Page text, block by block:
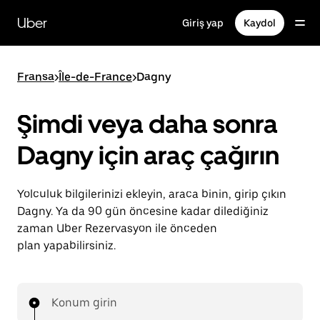
içeriğe
gidinUber Giriş yap Kaydol
Fransa>Île-de-France>Dagny
Şimdi veya daha sonra
Dagny için araç çağırın
Yolculuk bilgilerinizi ekleyin, araca binin, girip çıkın
Dagny. Ya da 90 gün öncesine kadar dilediğiniz
zaman Uber Rezervasyon ile önceden
plan yapabilirsiniz.
Konum girin